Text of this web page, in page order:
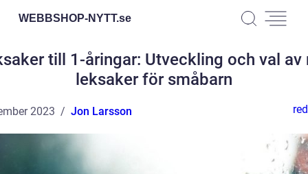
WEBBSHOP-NYTT.se
till 1-åringar: Utveckling och val av
leksaker för småbarn
2023 Jon Larsson